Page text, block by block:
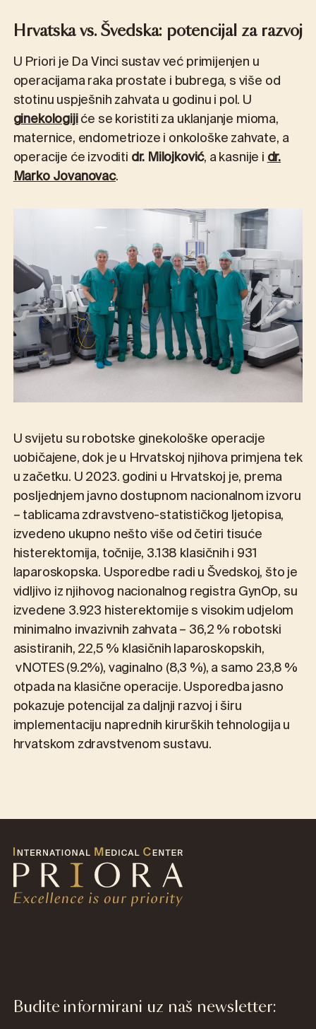
Hrvatska vs. Švedska: potencijal za razvoj
U Priori je Da Vinci sustav već primijenjen u
operacijama raka prostate i bubrega, s više od
stotinu uspješnih zahvata u godinu i pol. U
ginekologijiće se koristiti za uklanjanje mioma,
maternice, endometrioze i onkološke zahvate, a
operacije će izvoditidr. Milojković, a kasnije idr.
Marko Jovanovac.
U svijetu su robotske ginekološke operacije
uobičajene, dok je u Hrvatskoj njihova primjena tek
u začetku. U 2023. godini u Hrvatskoj je, prema
posljednjem javno dostupnom nacionalnom izvoru
– tablicama zdravstveno-statističkog ljetopisa,
izvedeno ukupno nešto više od četiri tisuće
histerektomija, točnije, 3.138 klasičnih i 931
laparoskopska. Usporedbe radi u Švedskoj, što je
vidljivo iz njihovog nacionalnog registra GynOp, su
izvedene 3.923 histerektomije s visokim udjelom
minimalno invazivnih zahvata – 36,2 % robotski
asistiranih, 22,5 % klasičnih laparoskopskih,
vNOTES (9.2%), vaginalno (8,3 %), a samo 23,8 %
otpada na klasične operacije. Usporedba jasno
pokazuje potencijal za daljnji razvoj i širu
implementaciju naprednih kirurških tehnologija u
hrvatskom zdravstvenom sustavu.
Budite informirani uz naš newsletter: